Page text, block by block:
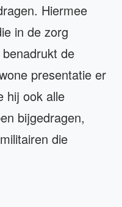
Hiermee
in de zorg
de
presentatie er
hij ook alle
bijgedragen,
die